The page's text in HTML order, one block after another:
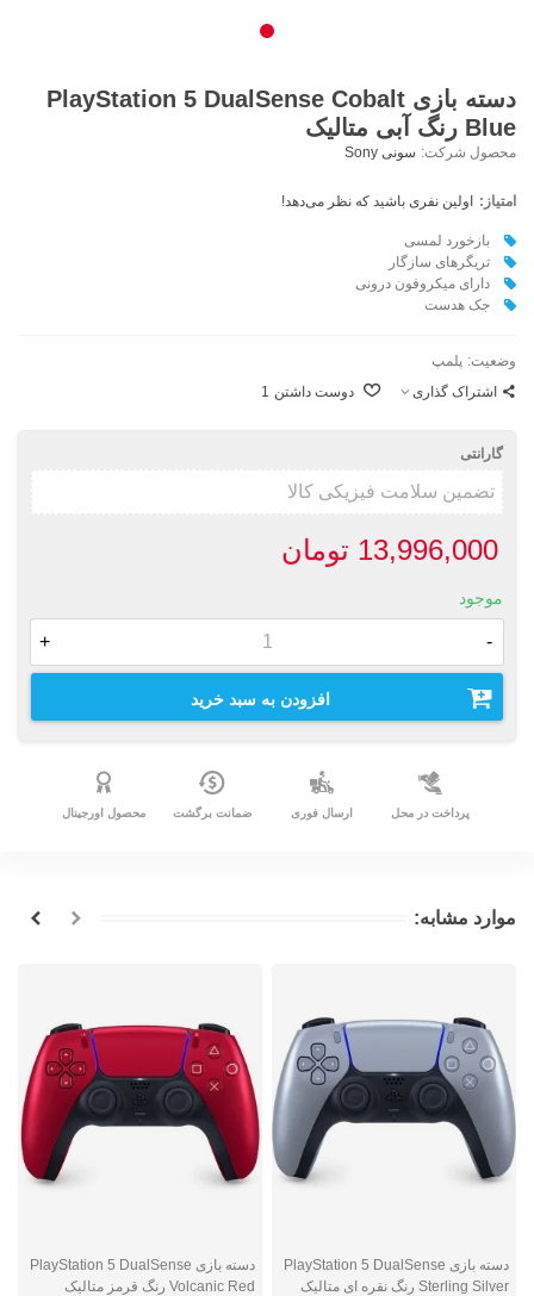
دسته بازی PlayStation 5 DualSense Cobalt
Blue رنگ آبی متالیک
محصول شرکت: سونی Sony
امتیاز: اولین نفری باشید که نظر می‌دهد!
بازخورد لمسی
تریگرهای سازگار
دارای میکروفون درونی
جک هدست
وضعیت: پلمپ
اشتراک گذاری
دوست داشتن 1
گارانتی
13,996,000 تومان
موجود
-
+
افزودن به سبد خرید
پرداخت در محل ارسال فوری ضمانت برگشت محصول اورجینال
موارد مشابه:
دسته بازی PlayStation 5 DualSense
Sterling Silver رنگ نقره ای متالیک
دسته بازی PlayStation 5 DualSense
Volcanic Red رنگ قرمز متالیک